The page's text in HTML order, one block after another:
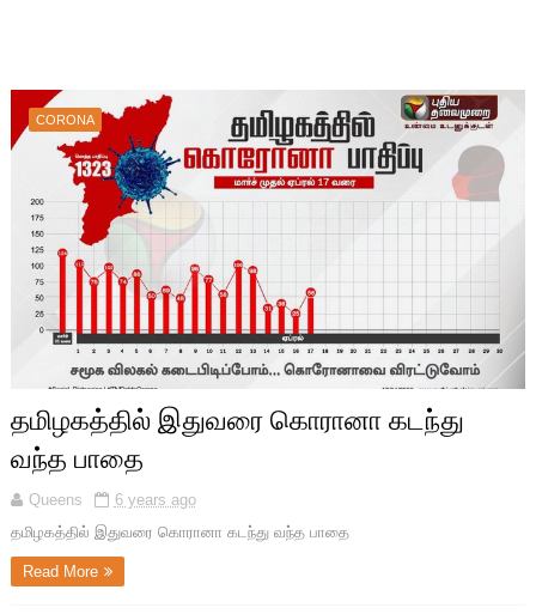
CORONA
தமிழகத்தில் இதுவரை கொரானா கடந்து
வந்த பாதை
Queens
6 years ago
தமிழகத்தில் இதுவரை கொரானா கடந்து வந்த பாதை
Read More